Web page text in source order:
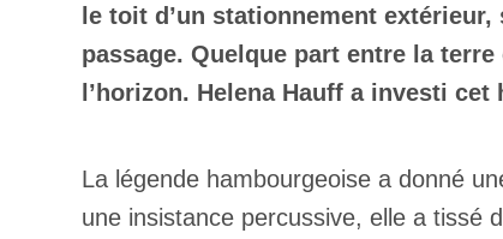
le toit d’un stationnement
passage. Quelque part entre la
l’horizon. Helena Hauff a investi cet
La légende hambourgeoise a donné
une insistance percussive, elle a tissé